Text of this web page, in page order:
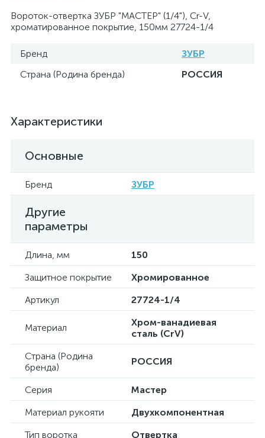
Вороток-отвертка ЗУБР "МАСТЕР" (1/4"), Cr-V,
хроматированное покрытие, 150мм 27724-1/4
Бренд
ЗУБР
Страна (Родина бренда)
РОССИЯ
Характеристики
Основные
Бренд ЗУБР
Другие
параметры
Длина, мм
150
Защитное покрытие
Хромированное
Артикул
27724-1/4
Материал
Хром-ванадиевая
сталь (CrV)
Страна (Родина
бренда)
РОССИЯ
Серия
Мастер
Материал рукояти
Двухкомпонентная
Тип воротка
Отвертка